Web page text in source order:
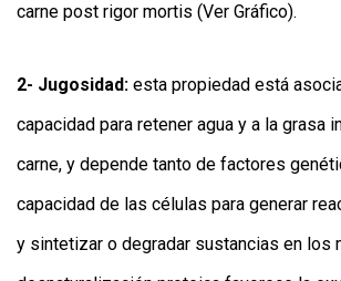
carne post rigor mortis (Ver Gráfico).
2- Jugosidad: esta propiedad está
capacidad para retener agua y a la grasa
carne, y depende tanto de factores
capacidad de las células para generar
y sintetizar o degradar sustancias en los